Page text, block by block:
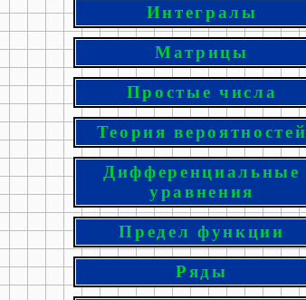
Интегралы
Матрицы
Простые числа
Теория вероятностей
Дифференциальные
уравнения
Предел функции
Ряды